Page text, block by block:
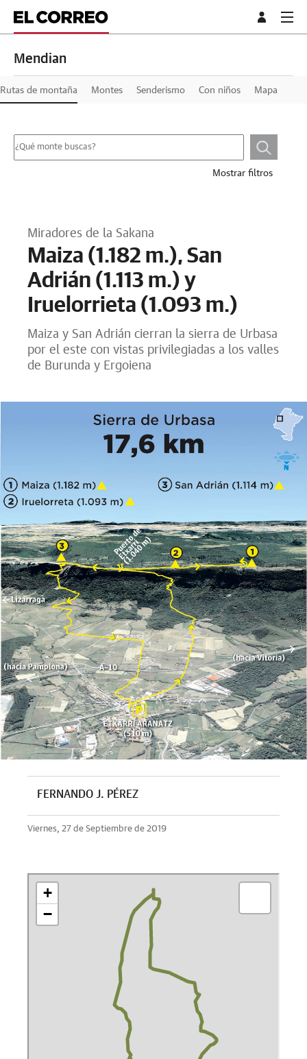
Mendian
Rutas de montaña Montes Senderismo Con niños Mapa
Mostrar filtros
Miradores de la Sakana
Maiza (1.182 m.), San
Adrián (1.113 m.) y
Iruelorrieta (1.093 m.)
Maiza y San Adrián cierran la sierra de Urbasa
por el este con vistas privilegiadas a los valles
de Burunda y Ergoiena
FERNANDO J. PÉREZ
Viernes, 27 de Septiembre de 2019